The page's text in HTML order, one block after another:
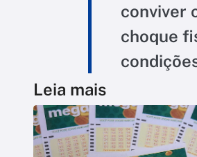
conviver
choque
Leia mais